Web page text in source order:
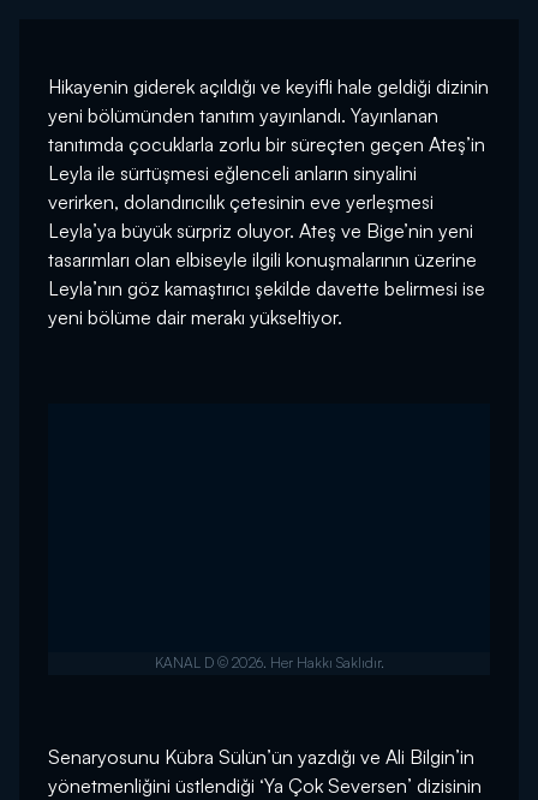
Hikayenin giderek açıldığı ve keyifli hale geldiği dizinin
yeni bölümünden tanıtım yayınlandı. Yayınlanan
tanıtımda çocuklarla zorlu bir süreçten geçen Ateş’in
Leyla ile sürtüşmesi eğlenceli anların sinyalini
verirken, dolandırıcılık çetesinin eve yerleşmesi
Leyla’ya büyük sürpriz oluyor. Ateş ve Bige’nin yeni
tasarımları olan elbiseyle ilgili konuşmalarının üzerine
Leyla’nın göz kamaştırıcı şekilde davette belirmesi ise
yeni bölüme dair merakı yükseltiyor.
Senaryosunu Kübra Sülün’ün yazdığı ve Ali Bilgin’in
yönetmenliğini üstlendiği ‘Ya Çok Seversen’ dizisinin